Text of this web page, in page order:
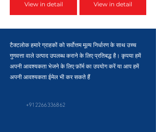
View in detail View in detail
टैक्टलोक हमारे ग्राहकों को सर्वोत्तम मूल्य निर्धारण के साथ उच्च
गुणवत्ता वाले उत्पाद उपलब्ध कराने के लिए प्रतिबद्ध है। कृपया हमें
अपनी आवश्यकता भेजने के लिए फ़ॉर्म का उपयोग करें या आप हमें
अपनी आवश्यकता ईमेल भी कर सकते हैं
+912266336862